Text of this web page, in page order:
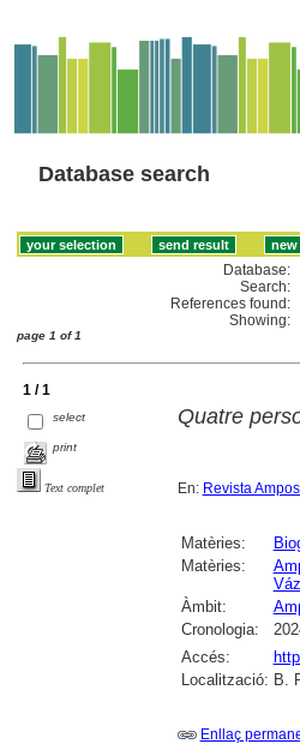
Database search
Database:
Search:
References found:
Showing:
page 1 of 1
1 / 1
select
print
Text complet
Quatre
En: Revista
Matèries:
Matèries:
Àmbit:
Cronologia:
Accés:
Localització: B.
Enllaç